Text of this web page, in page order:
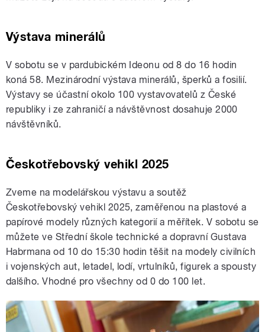
Výstava minerálů
V sobotu se v pardubickém Ideonu od 8 do 16 hodin
koná 58. Mezinárodní výstava minerálů, šperků a fosilií.
Výstavy se účastní okolo 100 vystavovatelů z České
republiky i ze zahraničí a návštěvnost dosahuje 2000
návštěvníků.
Českotřebovský vehikl 2025
Zveme na modelářskou výstavu a soutěž
Českotřebovský vehikl 2025, zaměřenou na plastové a
papírové modely různých kategorií a měřítek. V sobotu se
můžete ve Střední škole technické a dopravní Gustava
Habrmana od 10 do 15:30 hodin těšit na modely civilních
i vojenských aut, letadel, lodí, vrtulníků, figurek a spousty
dalšího. Vhodné pro všechny od 0 do 100 let.